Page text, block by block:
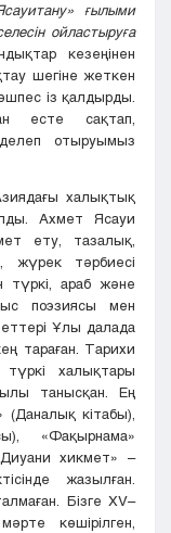
ғылыми
ойластыруға
кезеңінен
шегіне жеткен
із қалдырды.
есте сақтап,
отыруымыз
халықтық
Ахмет Ясауи
ету, тазалық,
жүрек тәрбиесі
түркі, араб және
поэзиясы мен
Ұлы далада
тараған. Тарихи
түркі халықтары
танысқан. Ең
кітабы),
«Фақырнама»
хикмет» –
жазылған.
Бізге XV–
көшірілген,